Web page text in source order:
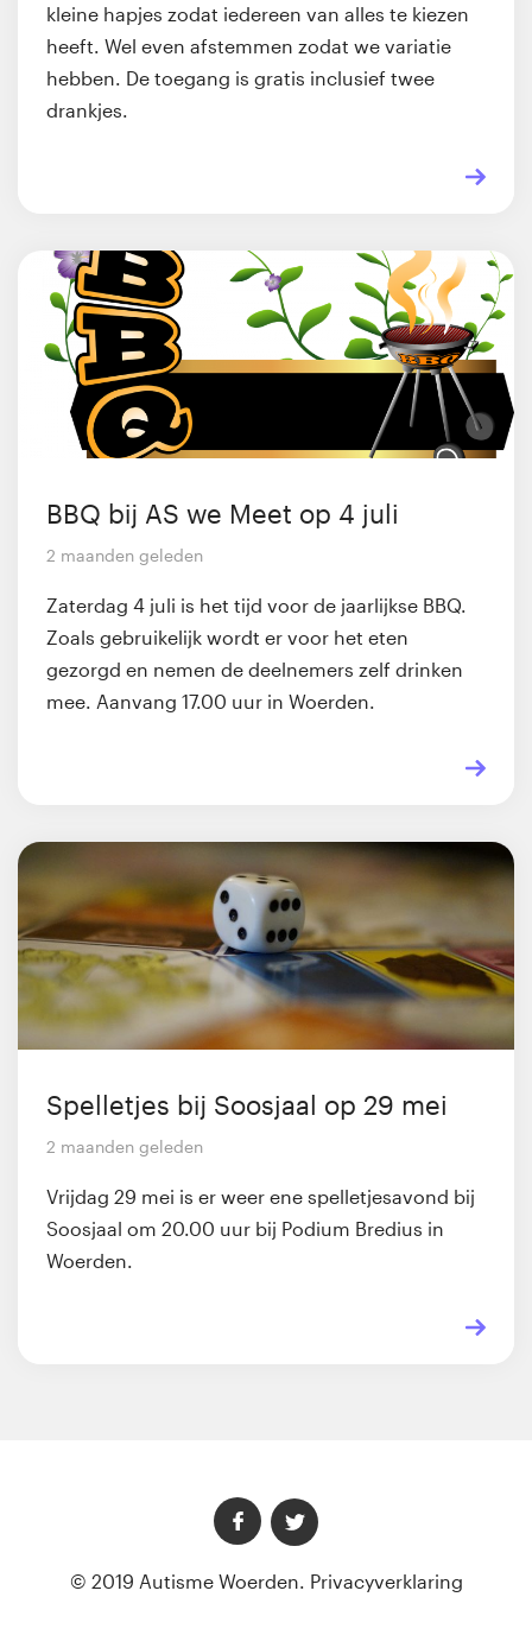
kleine hapjes zodat iedereen van alles te kiezen
heeft. Wel even afstemmen zodat we variatie
hebben. De toegang is gratis inclusief twee
drankjes.
BBQ bij AS we Meet op 4 juli
2 maanden geleden
Zaterdag 4 juli is het tijd voor de jaarlijkse BBQ.
Zoals gebruikelijk wordt er voor het eten
gezorgd en nemen de deelnemers zelf drinken
mee. Aanvang 17.00 uur in Woerden.
Spelletjes bij Soosjaal op 29 mei
2 maanden geleden
Vrijdag 29 mei is er weer ene spelletjesavond bij
Soosjaal om 20.00 uur bij Podium Bredius in
Woerden.
© 2019 Autisme Woerden. Privacyverklaring